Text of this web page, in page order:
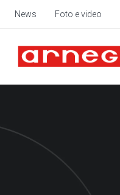
News Foto e video